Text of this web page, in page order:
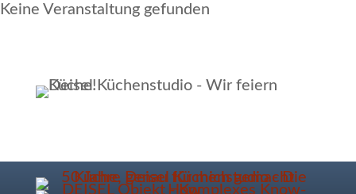
Keine Veranstaltung gefunden